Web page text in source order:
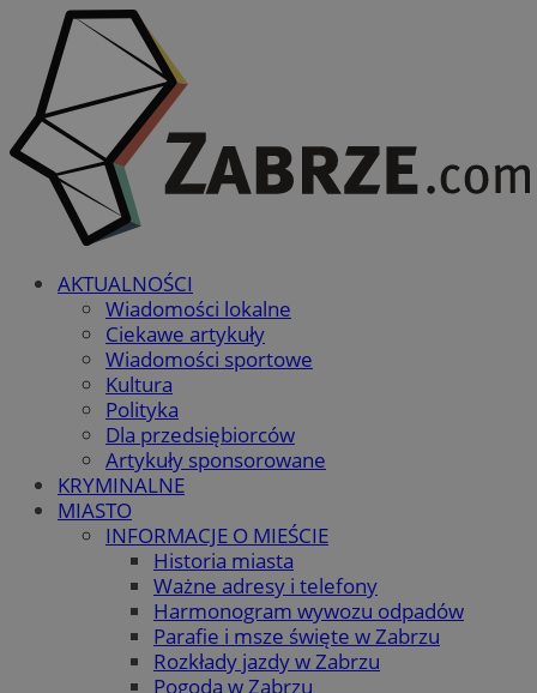
AKTUALNOŚCI
Wiadomości lokalne
Ciekawe artykuły
Wiadomości sportowe
Kultura
Polityka
Dla przedsiębiorców
Artykuły sponsorowane
KRYMINALNE
MIASTO
INFORMACJE O MIEŚCIE
Historia miasta
Ważne adresy i telefony
Harmonogram wywozu odpadów
Parafie i msze święte w Zabrzu
Rozkłady jazdy w Zabrzu
Pogoda w Zabrzu